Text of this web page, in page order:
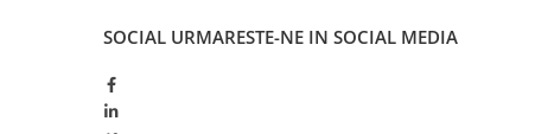
energiei electrice
Cabinete baterii
Acumulatori UPS
SOCIAL URMARESTE-NE IN SOCIAL MEDIA